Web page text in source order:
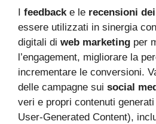
feedbacke le recensioni
essere utilizzati in sinergia
digitali di web marketing per
l’engagement, migliorare la
incrementare le conversioni.
delle campagne sui social
veri e propri contenuti
User-Generated Content),